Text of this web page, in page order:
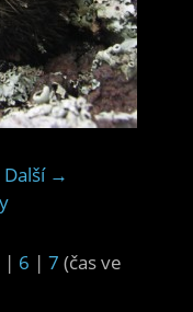
Další →
| 6 | 7 (čas ve